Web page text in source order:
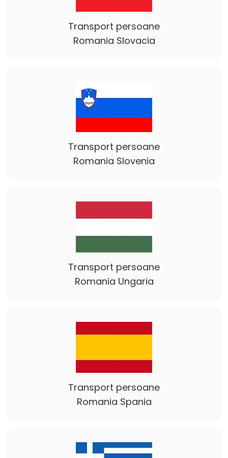
Transport persoane
Romania Slovacia
Transport persoane
Romania Slovenia
Transport persoane
Romania Ungaria
Transport persoane
Romania Spania